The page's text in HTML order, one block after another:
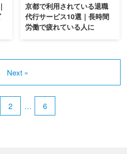
京都で利用されている退職
代行サービス10選｜長時間
労働で疲れている人に
2 … 6
Next »